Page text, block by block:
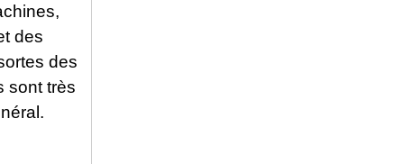
des
des
sont très